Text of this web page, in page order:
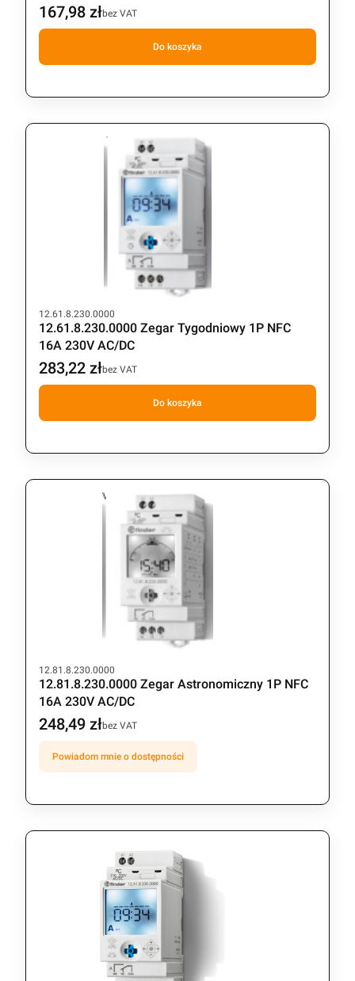
Cena
167,98 złbez VAT
Do koszyka
Kod produktu
12.61.8.230.0000
12.61.8.230.0000 Zegar Tygodniowy 1P NFC
16A 230V AC/DC
Cena
283,22 złbez VAT
Do koszyka
Kod produktu
12.81.8.230.0000
12.81.8.230.0000 Zegar Astronomiczny 1P NFC
16A 230V AC/DC
Cena
248,49 złbez VAT
Powiadom mnie o dostępności